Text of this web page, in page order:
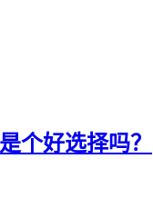
个好选择吗？